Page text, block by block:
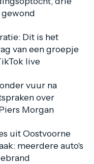
Dit is het
van een groepje
live
vuur na
over
Morgan
uit Oostvoorne
meerdere auto's